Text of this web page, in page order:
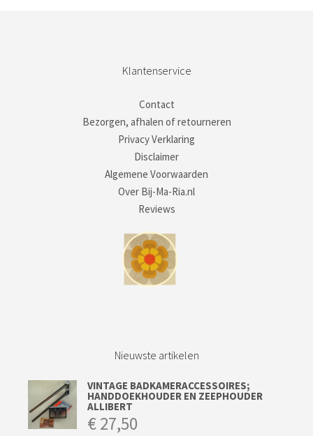
Klantenservice
Contact
Bezorgen, afhalen of retourneren
Privacy Verklaring
Disclaimer
Algemene Voorwaarden
Over Bij-Ma-Ria.nl
Reviews
Nieuwste artikelen
VINTAGE BADKAMERACCESSOIRES;
HANDDOEKHOUDER EN ZEEPHOUDER
ALLIBERT
€27,50